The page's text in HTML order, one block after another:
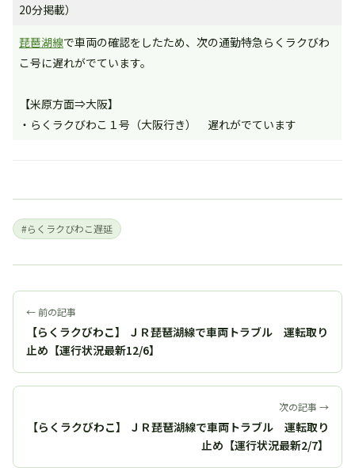
20分掲載）
琵琶湖線で車両の確認をしたため、次の通勤特急らくラクびわ
こ号に遅れがでています。
【米原方面⇒大阪】
・らくラクびわこ１号（大阪行き） 遅れがでています
#らくラクびわこ遅延
← 前の記事
【らくラクびわこ】 ＪＲ琵琶湖線で車両トラブル 運転取り
止め【運行状況最新12/6】
次の記事 →
【らくラクびわこ】 ＪＲ琵琶湖線で車両トラブル 運転取り
止め【運行状況最新2/7】